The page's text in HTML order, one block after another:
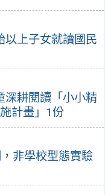
以上子女就讀國民
深耕閱讀「小小精
計畫」1份
非學校型態實驗